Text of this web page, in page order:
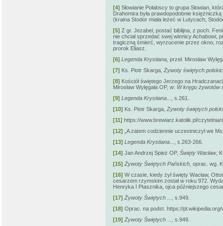
[4] Słowianie Połabscy to grupa Słowian,
Drahomira była prawdopodobnie
(kraina Stodor miała leżeć w Lutycach;
[5] Z gr. Jezabel, postać biblijna, z poch.
nie chciał sprzedać swej winnicy Achabowi,
tragiczną śmierć, wyrzucenie przez okno,
prorok Eliasz.
[6] Legenda Krystiana, przeł. Mirosław
[7] Ks. Piotr Skarga, Żywoty świętych
[8] Kościół świętego Jerzego na
Mirosław Wylęgała OP, w: W kręgu żywotów
[9] Legenda Krystiana...,
s.261.
[10] Ks. Piotr Skarga, Żywoty świętych
[11] https://www.brewiarz.katolik.pl/czytelnia/
[12] „A zatem codziennie uczestniczył we
[13] Legenda Krystiana...
, s.263-266.
[14] Jan Andrzej Spież OP, Święty Wacław,
[15] Żywoty Świętych Pańskich, oprac. wg.
[16] W czasie, kiedy żył święty Wacław,
cesarzem rzymskim został w roku 972.
Henryka I Ptasznika, ojca późniejszego
[17] Żywoty Świętych ...
, s.949.
[18] Oprac. na podst. https://
[19] Żywoty Świętych ...
, s.949.